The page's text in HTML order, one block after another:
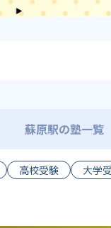
蘇原駅の塾一覧
高校受験 大学